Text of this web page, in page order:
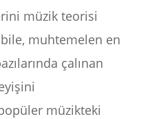
müzik teorisi
bile, muhtemelen en
çalınan
müzikteki